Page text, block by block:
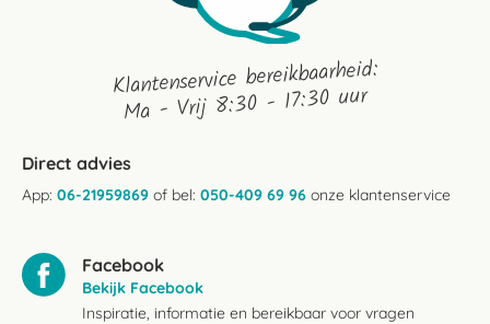
Klantenservice bereikbaarheid:
Ma - Vrij 8:30 - 17:30 uur
Direct advies
App: 06-21959869 of bel: 050-409 69 96 onze klantenservice
Facebook
Bekijk Facebook
Inspiratie, informatie en bereikbaar voor vragen